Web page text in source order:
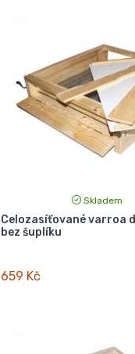
Skladem
Celozasíťované varroa
bez šuplíku
659 Kč